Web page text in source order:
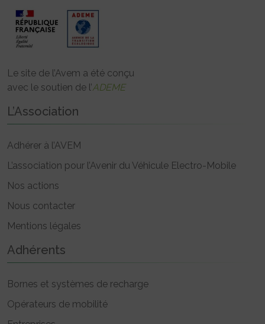
Le site de l’Avem a été conçu
avec le soutien de l’ADEME
L’Association
Adhérer à l’AVEM
L’association pour l’Avenir du Véhicule Electro-Mobile
Nos actions
Nous contacter
Mentions légales
Adhérents
Bornes et systèmes de recharge
Opérateurs de mobilité